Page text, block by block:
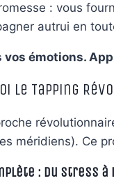
: vous
autrui en
vos émotions.
le Tapping
méridiens). Ce
: Du Stress